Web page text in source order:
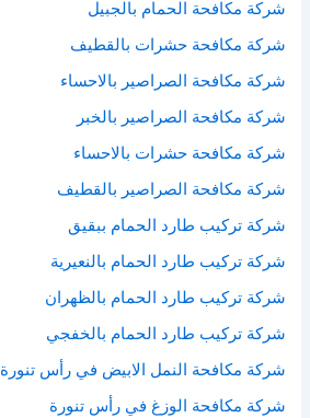
شركة مكافحة الحمام بالجبيل
شركة مكافحة حشرات بالقطيف
شركة مكافحة الصراصير بالاحساء
شركة مكافحة الصراصير بالخبر
شركة مكافحة حشرات بالاحساء
شركة مكافحة الصراصير بالقطيف
شركة تركيب طارد الحمام ببقيق
شركة تركيب طارد الحمام بالنعيرية
شركة تركيب طارد الحمام بالظهران
شركة تركيب طارد الحمام بالخفجي
شركة مكافحة النمل الابيض في رأس تنورة
شركة مكافحة الوزغ في رأس تنورة